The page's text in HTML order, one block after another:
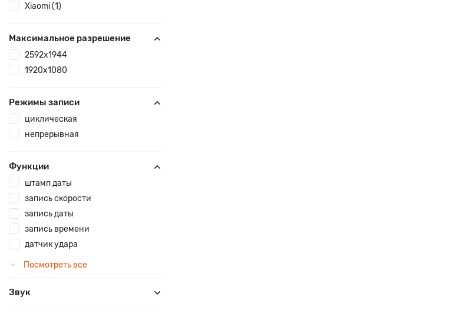
Xiaomi (1)
Максимальное разрешение
2592x1944
1920x1080
Режимы записи
циклическая
непрерывная
Функции
штамп даты
запись скорости
запись даты
запись времени
датчик удара
Посмотреть все
Звук